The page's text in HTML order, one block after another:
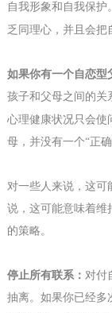
自我形象和自我保护
乏同理心，并且会把
如果你有一个自恋型
孩子和父母之间的关
心理健康状况只会使
母， 并没有一个“正
对一些人来说，这可
说，这可能意味着维
的策略。
停止所有联系： 对付
抽离。如果你已经多